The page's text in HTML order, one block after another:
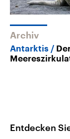
Archiv
Antarktis
Entdecken